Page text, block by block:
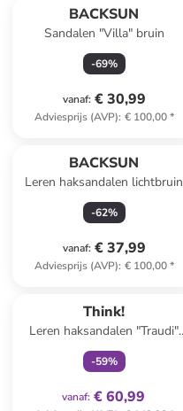
BACKSUN
Sandalen "Villa" bruin
-69%
vanaf: € 30,99
Adviesprijs (AVP): € 100,00*
BACKSUN
Leren haksandalen lichtbruin
-62%
vanaf: € 37,99
Adviesprijs (AVP): € 100,00*
Think!
Leren haksandalen "Traudi"
zwart
-59%
vanaf: € 60,99